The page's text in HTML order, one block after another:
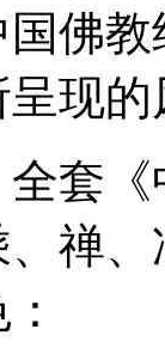
佛
现
《
禅